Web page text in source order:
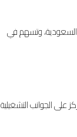
السعودية، وتسهم في
على الجوانب التشغيلية